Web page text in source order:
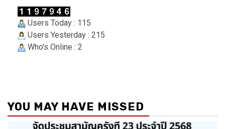
Users Today : 115
Users Yesterday : 215
Who's Online : 2
YOU MAY HAVE MISSED